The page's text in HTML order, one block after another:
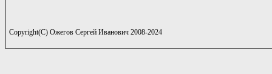
Copyright(C) Ожегов Сергей Иванович 2008-2024